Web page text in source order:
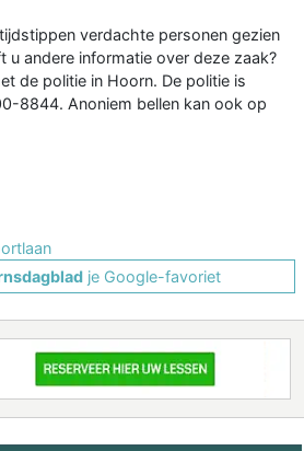
verdachte personen gezien
u andere informatie over deze zaak?
de politie in Hoorn. De politie is
8844. Anoniem bellen kan ook op
je Google-favoriet